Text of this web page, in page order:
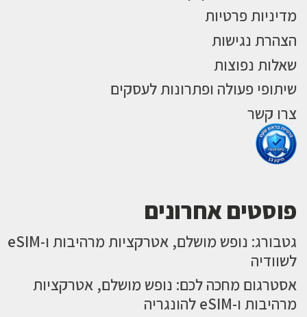
מדיניות פרטיות
הצהרת נגישות
שאלות נפוצות
שיתופי פעולה ופתרונות לעסקים
צרו קשר
פוסטים אחרונים
גטבורג: נופש מושלם, אטרקציות מרהיבות ו-eSIM
לשוודיה
אסטרגום מחכה לכם: נופש מושלם, אטרקציות
מרהיבות ו-eSIM להונגריה